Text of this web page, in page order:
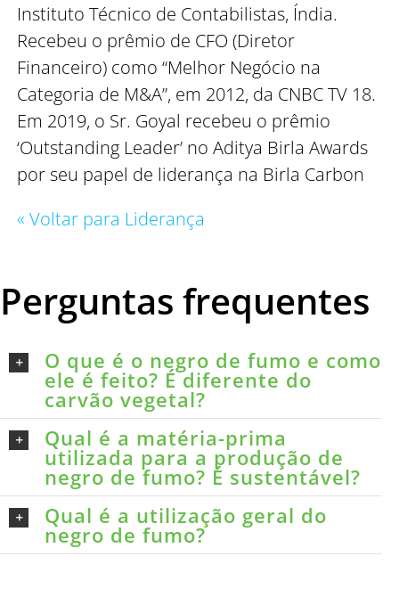
Instituto Técnico de Contabilistas, Índia.
Recebeu o prêmio de CFO (Diretor
Financeiro) como “Melhor Negócio na
Categoria de M&A”, em 2012, da CNBC TV 18.
Em 2019, o Sr. Goyal recebeu o prêmio
‘Outstanding Leader’ no Aditya Birla Awards
por seu papel de liderança na Birla Carbon
« Voltar para Liderança
Perguntas frequentes
O que é o negro de fumo e como
ele é feito? É diferente do
carvão vegetal?
Qual é a matéria-prima
utilizada para a produção de
negro de fumo? É sustentável?
Qual é a utilização geral do
negro de fumo?